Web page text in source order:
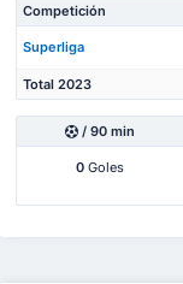
Competición
Superliga
Total 2023
/ 90 min
0 Goles